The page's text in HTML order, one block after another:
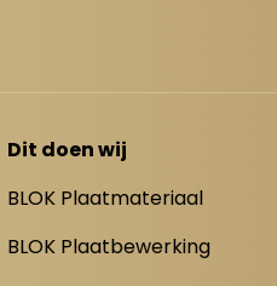
Dit doen wij
BLOK Plaatmateriaal
BLOK Plaatbewerking